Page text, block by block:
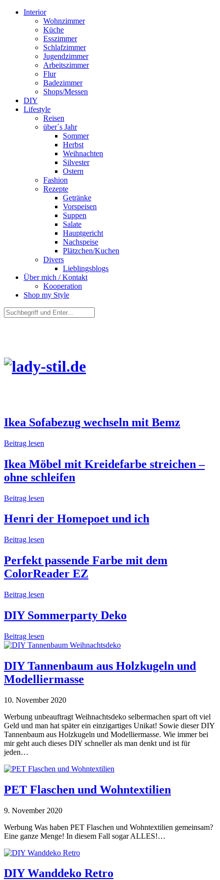
Interior
Wohnzimmer
Küche
Esszimmer
Schlafzimmer
Jugendzimmer
Arbeitszimmer
Flur
Badezimmer
Shops/Messen
DIY
Lifestyle
Reisen
über´s Jahr
Sommer
Herbst
Weihnachten
Silvester
Ostern
Fashion
Rezepte
Getränke
Vorspeisen
Suppen
Salate
Hauptgericht
Nachspeise
Plätzchen/Kuchen
Divers
Lieblingsblogs
Über mich / Kontakt
Kooperation
Shop my Style
Ikea Sofabezug wechseln mit Bemz
Beitrag lesen
Ikea Möbel mit Kreidefarbe streichen –
ohne schleifen
Beitrag lesen
Henri der Homepoet und ich
Beitrag lesen
Perfekt passende Farbe mit dem
ColorReader EZ
Beitrag lesen
DIY Sommerparty Deko
Beitrag lesen
DIY Tannenbaum aus Holzkugeln und
Modelliermasse
10. November 2020
Werbung unbeauftragt Weihnachtsdeko selbermachen spart oft viel
Geld und man hat später ein einzigartiges Unikat! Sowie dieser DIY
Tannenbaum aus Holzkugeln und Modelliermasse. Wie immer bei
mir geht auch dieses DIY schneller als man denkt und ist für
jeden…
PET Flaschen und Wohntextilien
9. November 2020
Werbung Was haben PET Flaschen und Wohntextilien gemeinsam?
Eine ganze Menge! In diesem Fall sogar ALLES!…
DIY Wanddeko Retro